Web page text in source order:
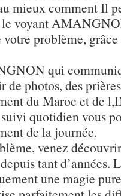
mieux comment Il
voyant
problème, grâce
qui
de photos, des
du Maroc et de
quotidien vous
de la journée.
venez
tant d’années.
une magie